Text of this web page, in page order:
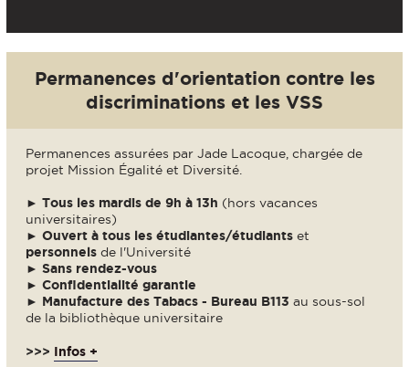
Permanences d'orientation contre les
discriminations et les VSS
Permanences assurées par Jade Lacoque, chargée de
projet Mission Égalité et Diversité.
► Tous les mardis de 9h à 13h (hors vacances
universitaires)
► Ouvert à tous les étudiantes/étudiants et
personnels de l'Université
► Sans rendez-vous
► Confidentialité garantie
► Manufacture des Tabacs - Bureau B113 au sous-sol
de la bibliothèque universitaire
>>> Infos +